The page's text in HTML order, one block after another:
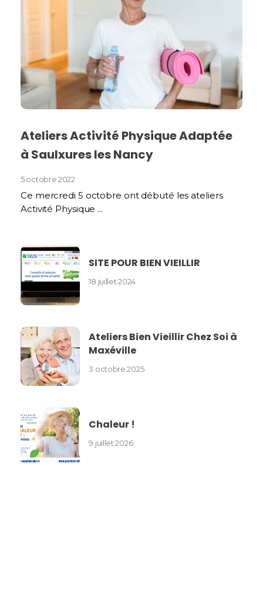
Ateliers Activité Physique Adaptée
à Saulxures les Nancy
5 octobre 2022
Ce mercredi 5 octobre ont débuté les ateliers
Activité Physique ...
SITE POUR BIEN VIEILLIR
18 juillet 2024
Ateliers Bien Vieillir Chez Soi à
Maxéville
3 octobre 2025
Chaleur !
9 juillet 2026